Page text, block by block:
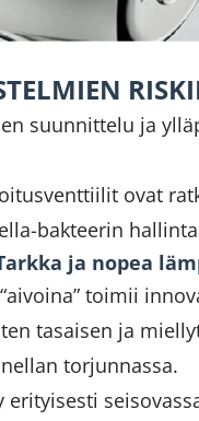
suunnittelu ja
ovat
bakteerin
ja nopea
toimii
tasaisen ja
torjunnassa.